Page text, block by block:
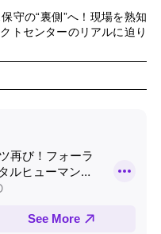
守の“裏側”へ！現場を熟知
トセンターのリアルに迫り